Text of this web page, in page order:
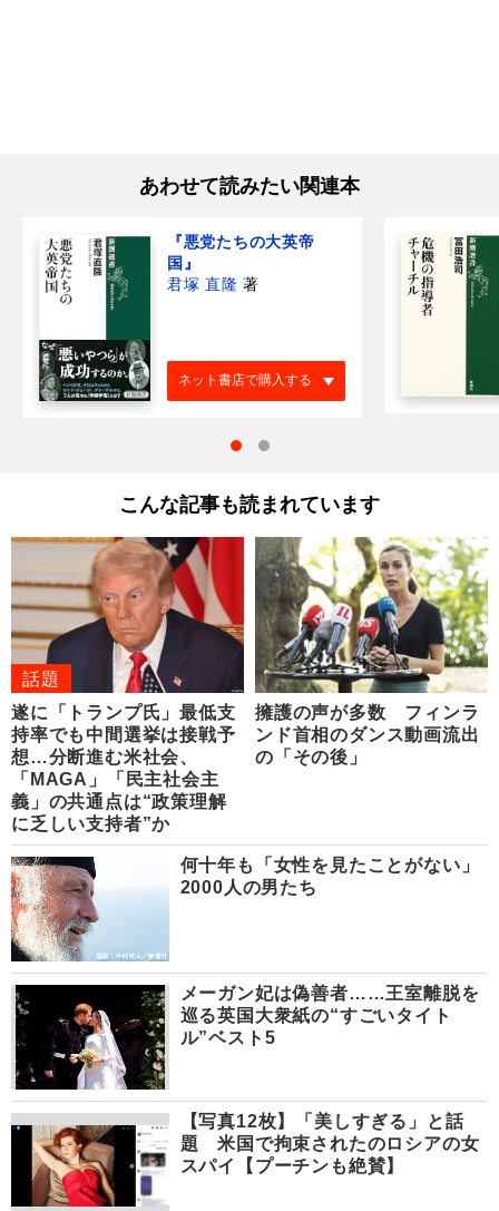
あわせて読みたい関連本
『悪党たちの大英帝
国』
君塚 直隆 著
ネット書店で購入する
こんな記事も読まれています
話題
遂に「トランプ氏」最低支
持率でも中間選挙は接戦予
想…分断進む米社会、
「MAGA」「民主社会主
義」の共通点は“政策理解
に乏しい支持者”か
擁護の声が多数 フィンラ
ンド首相のダンス動画流出
の「その後」
何十年も「女性を見たことがない」
2000人の男たち
メーガン妃は偽善者……王室離脱を
巡る英国大衆紙の“すごいタイト
ル”ベスト5
【写真12枚】「美しすぎる」と話
題 米国で拘束されたのロシアの女
スパイ【プーチンも絶賛】